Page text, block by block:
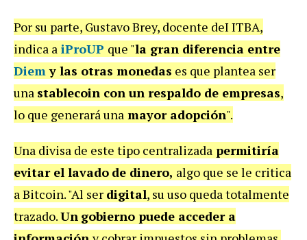
Por su parte, Gustavo Brey, docente deI ITBA,
indica a iProUP que "la gran diferencia entre
Diem y las otras monedas es que plantea ser
una stablecoin con un respaldo de empresas,
lo que generará una mayor adopción".
Una divisa de este tipo centralizada permitiría
evitar el lavado de dinero, algo que se le critica
a Bitcoin. "Al ser digital, su uso queda totalmente
trazado.Un gobierno puede acceder a